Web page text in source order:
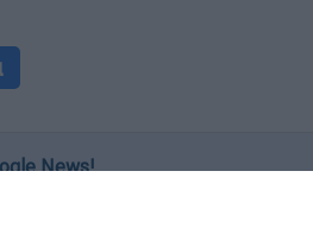
News!